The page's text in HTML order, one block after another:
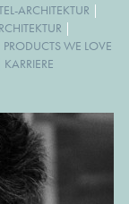
ARCHITEKTUR |
|
PRODUCTS WE LOVE
KARRIERE